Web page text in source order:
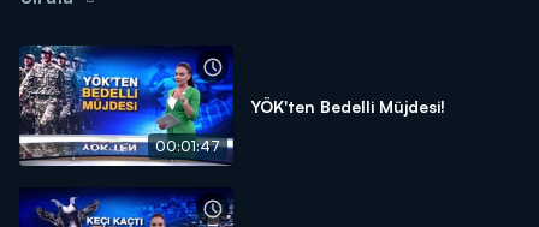
00:01:47
YÖK'ten Bedelli Müjdesi!